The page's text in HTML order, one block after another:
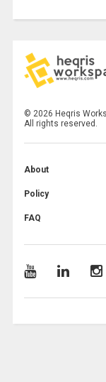
© 2026 Heqris
All rights reserved.
About
Policy
FAQ